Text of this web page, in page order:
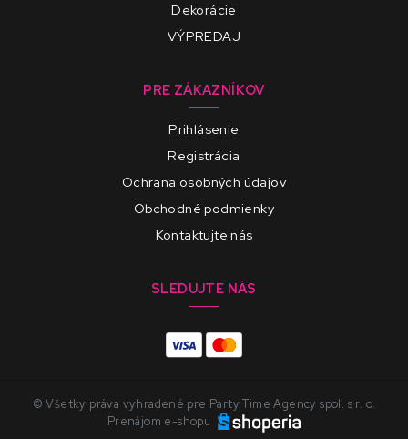
Dekorácie
VÝPREDAJ
PRE ZÁKAZNÍKOV
Prihlásenie
Registrácia
Ochrana osobných údajov
Obchodné podmienky
Kontaktujte nás
SLEDUJTE NÁS
© Všetky práva vyhradené pre Party Time Agency spol. s r. o.
Prenájom e-shopu